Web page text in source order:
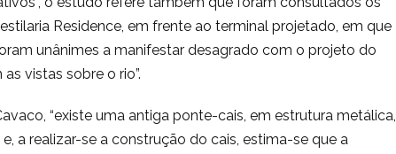
Residence, em frente ao terminal projetado, em que
unânimes a manifestar desagrado com o projeto do
vistas sobre o rio”.
“existe uma antiga ponte-cais, em estrutura metálica,
a realizar-se a construção do cais, estima-se que a